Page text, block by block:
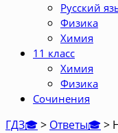
Русский
Физика
Химия
11 класс
Химия
Физика
Сочинения
ГДЗ🎓> Ответы🎓>